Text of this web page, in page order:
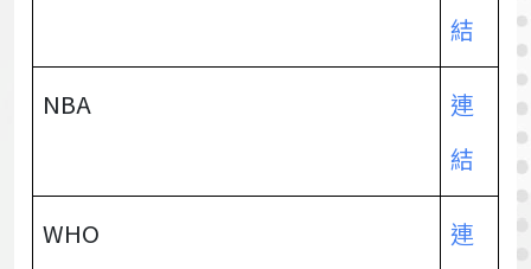
結
NBA
連
結
WHO
連